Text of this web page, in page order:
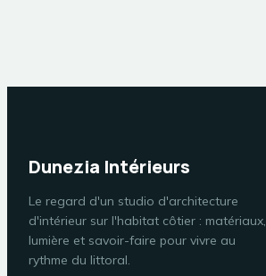
Dunezia Intérieurs
Le regard d'un studio d'architecture
d'intérieur sur l'habitat côtier : matériaux,
lumière et savoir-faire pour vivre au
rythme du littoral.